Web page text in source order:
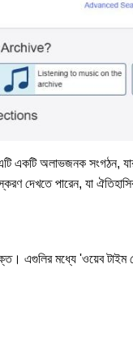
একটি অলাভজনক সংগঠন,
দেখতে পারেন, যা
এগুলির মধ্যে 'ওয়েব টাইম